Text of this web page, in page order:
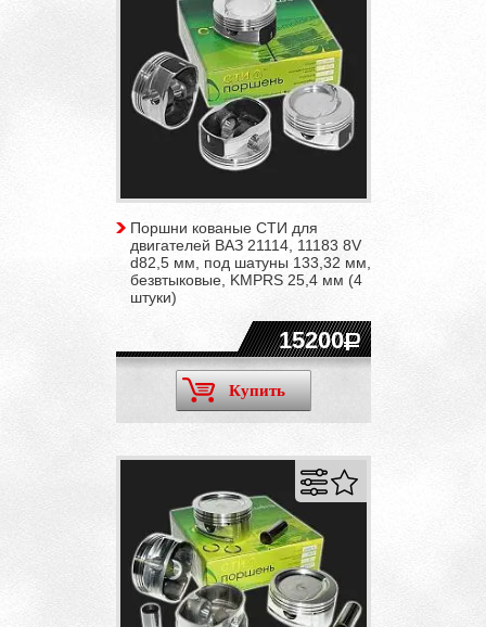
Поршни кованые СТИ для
двигателей ВАЗ 21114, 11183 8V
d82,5 мм, под шатуны 133,32 мм,
безвтыковые, KMPRS 25,4 мм (4
штуки)
15200
Купить